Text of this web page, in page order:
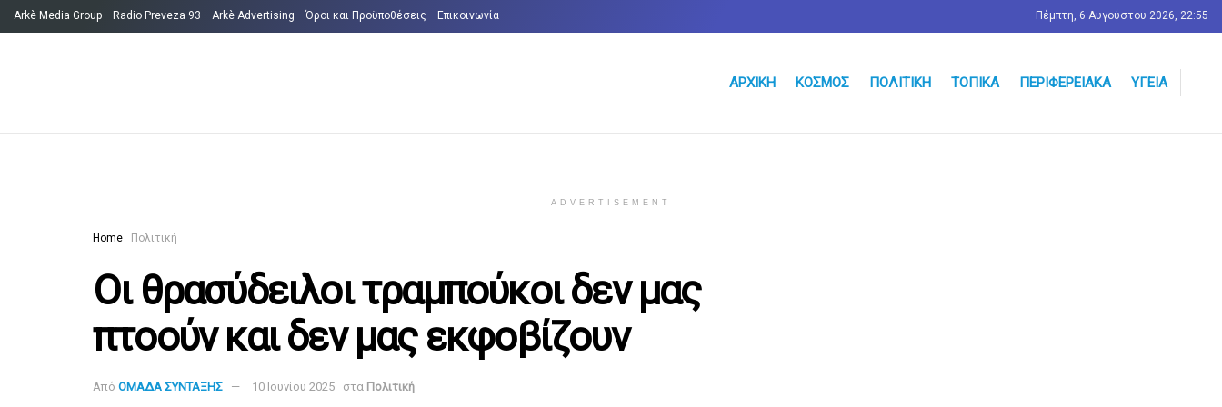
Arkè Media Group Radio Preveza 93 Arkè Advertising Όροι και Προϋποθέσεις Επικοινωνία Πέμπτη, 6 Αυγούστου 2026, 22:55
ΑΡΧΙΚΉ ΚΌΣΜΟΣ ΠΟΛΙΤΙΚΉ ΤΟΠΙΚΆ ΠΕΡΙΦΕΡΕΙΑΚΆ ΥΓΕΊΑ
ADVERTISEMENT
Home Πολιτική
Οι θρασύδειλοι τραμπούκοι δεν μας
πτοούν και δεν μας εκφοβίζουν
Από ΟΜΑΔΑ ΣΥΝΤΑΞΗΣ 10 Ιουνίου 2025 στα Πολιτική